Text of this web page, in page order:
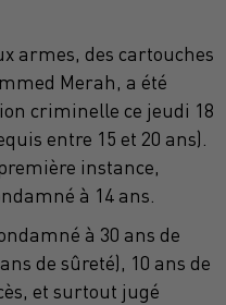
armes, des cartouches
Merah, a été
criminelle ce jeudi 18
entre 15 et 20 ans).
instance,
à 14 ans.
à 30 ans de
de sûreté), 10 ans de
et surtout jugé